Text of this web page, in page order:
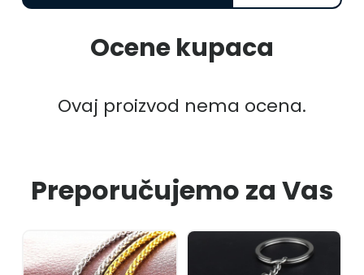
Ocene kupaca
Ovaj proizvod nema ocena.
Preporučujemo za Vas